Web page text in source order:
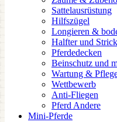
Sattelausrüstung
Hilfszügel
Longieren &
Halfter und
Pferdedecken
Beinschutz und
Wartung &
Wettbewerb
Anti-Fliegen
Pferd Andere
Mini-Pferde